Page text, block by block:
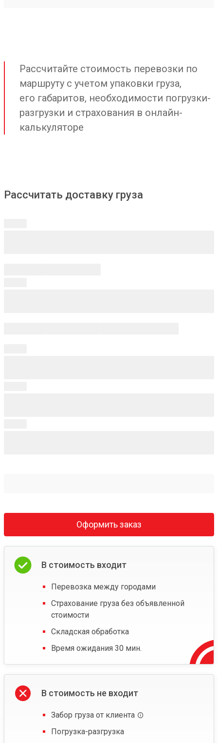
Рассчитайте стоимость перевозки по
маршруту с учетом упаковки груза,
его габаритов, необходимости погрузки-
разгрузки и страхования в онлайн-
калькуляторе
Рассчитать доставку груза
Оформить заказ
В стоимость входит
Перевозка между городами
Страхование груза без объявленной
стоимости
Складская обработка
Время ожидания 30 мин.
В стоимость не входит
Забор груза от клиента
Погрузка-разгрузка